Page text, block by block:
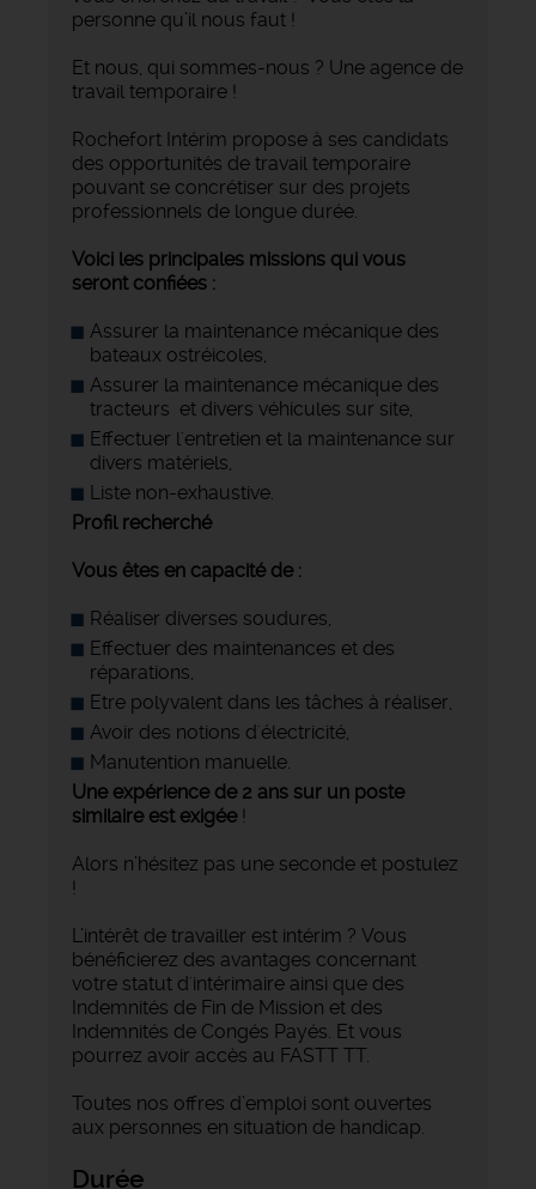
personne qu’il nous faut !
Et nous, qui sommes-nous ? Une agence de
travail temporaire !
Rochefort Intérim propose à ses candidats
des opportunités de travail temporaire
pouvant se concrétiser sur des projets
professionnels de longue durée.
Voici les principales missions qui vous
seront confiées :
Assurer la maintenance mécanique des
bateaux ostréicoles,
Assurer la maintenance mécanique des
tracteurs et divers véhicules sur site,
Effectuer l'entretien et la maintenance sur
divers matériels,
Liste non-exhaustive.
Profil recherché
Vous êtes en capacité de :
Réaliser diverses soudures,
Effectuer des maintenances et des
réparations,
Etre polyvalent dans les tâches à réaliser,
Avoir des notions d'électricité,
Manutention manuelle.
Une expérience de 2 ans sur un poste
similaire est exigée!
Alors n’hésitez pas une seconde et postulez
!
L’intérêt de travailler est intérim ? Vous
bénéficierez des avantages concernant
votre statut d'intérimaire ainsi que des
Indemnités de Fin de Mission et des
Indemnités de Congés Payés. Et vous
pourrez avoir accès au FASTT TT.
Toutes nos offres d’emploi sont ouvertes
aux personnes en situation de handicap.
Durée